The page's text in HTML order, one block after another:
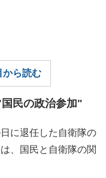
から読む
民の政治参加"
に退任した自衛隊の
、国民と自衛隊の関